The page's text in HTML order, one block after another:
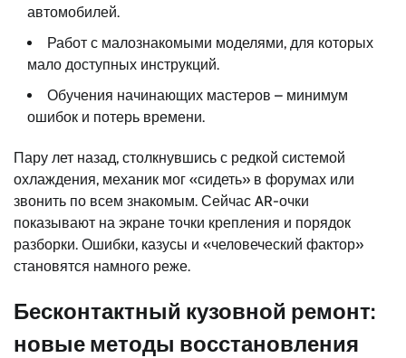
автомобилей.
Работ с малознакомыми моделями, для которых
мало доступных инструкций.
Обучения начинающих мастеров – минимум
ошибок и потерь времени.
Пару лет назад, столкнувшись с редкой системой
охлаждения, механик мог «сидеть» в форумах или
звонить по всем знакомым. Сейчас AR-очки
показывают на экране точки крепления и порядок
разборки. Ошибки, казусы и «человеческий фактор»
становятся намного реже.
Бесконтактный кузовной ремонт:
новые методы восстановления